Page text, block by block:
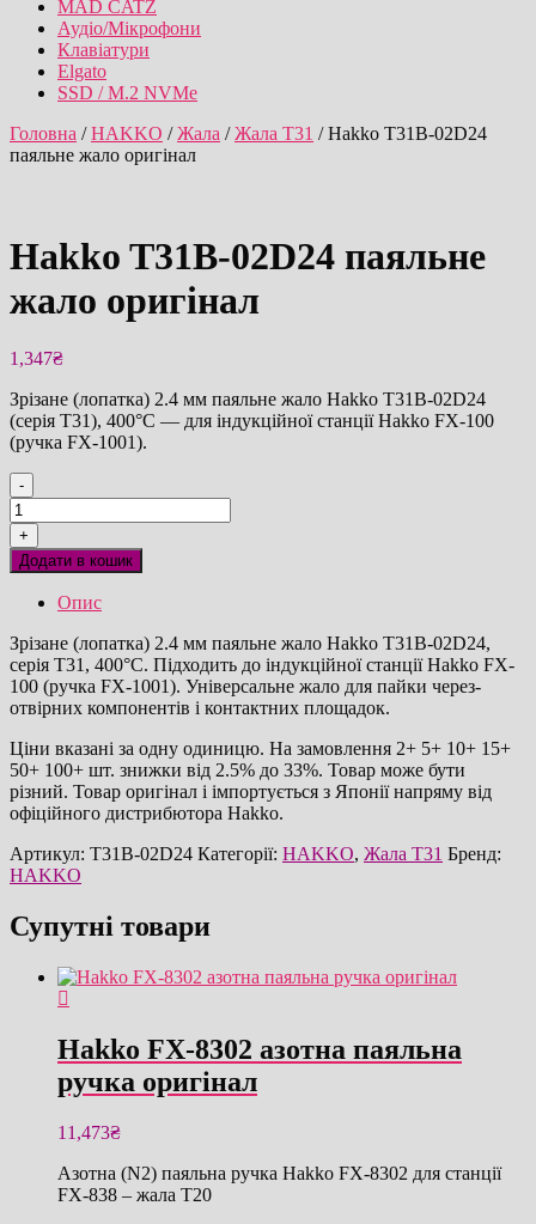
MAD CATZ
Аудіо/Мікрофони
Клавіатури
Elgato
SSD / M.2 NVMe
Головна /HAKKO /Жала /Жала T31 / Hakko T31B-02D24
паяльне жало оригінал
Hakko T31B-02D24 паяльне
жало оригінал
1,347₴
Зрізане (лопатка) 2.4 мм паяльне жало Hakko T31B-02D24
(серія T31), 400°C — для індукційної станції Hakko FX-100
(ручка FX-1001).
-
Hakko
T31B-
02D24
паяльне
оригінал
кількість
+
Додати в кошик
Опис
Зрізане (лопатка) 2.4 мм паяльне жало Hakko T31B-02D24,
серія T31, 400°C. Підходить до індукційної станції Hakko FX-
100 (ручка FX-1001). Універсальне жало для пайки через-
отвірних компонентів і контактних площадок.
Ціни вказані за одну одиницю. На замовлення 2+ 5+ 10+ 15+
50+ 100+ шт. знижки від 2.5% до 33%. Товар може бути
різний. Товар оригінал і імпортується з Японії напряму від
офіційного дистрибютора Hakko.
Артикул: T31B-02D24 Категорії: HAKKO, Жала T31 Бренд:
HAKKO
Супутні товари
Hakko FX-8302 азотна паяльна
ручка оригінал
11,473₴
Азотна (N2) паяльна ручка Hakko FX-8302 для станції
FX-838 – жала T20